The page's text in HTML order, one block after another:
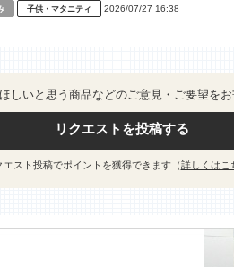
子供・マタニティ 2026/07/27 16:38
しいと思う商品などのご意見・ご要望をお
リクエストを投稿する
エスト投稿でポイントを獲得できます（詳しくはこ